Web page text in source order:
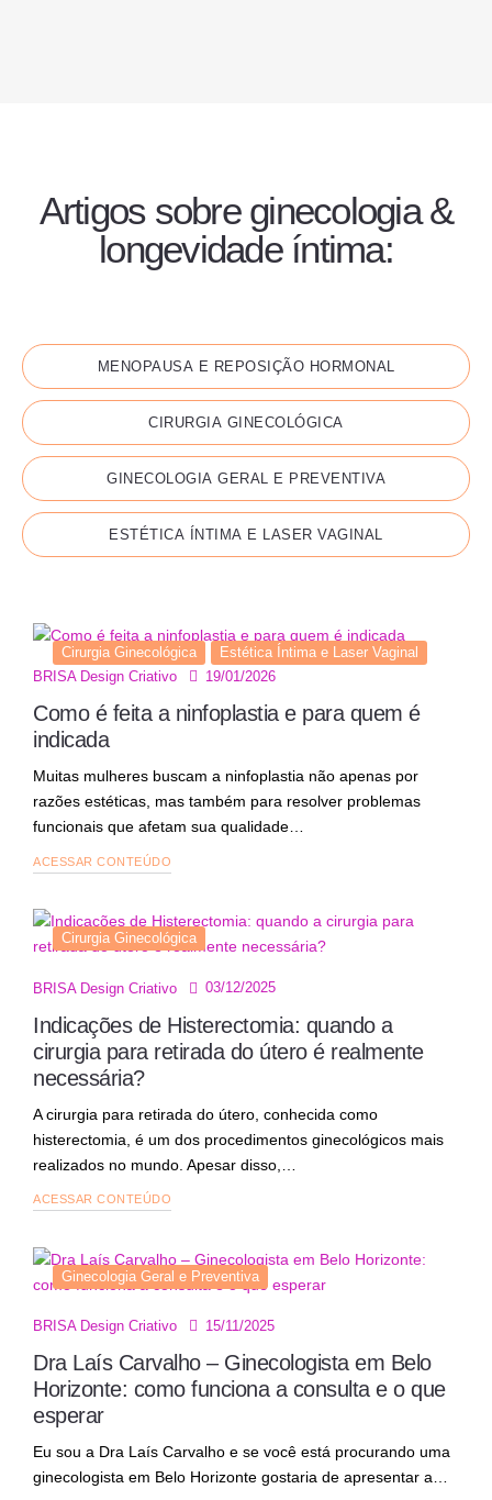
Artigos sobre ginecologia &
longevidade íntima:
MENOPAUSA E REPOSIÇÃO HORMONAL
CIRURGIA GINECOLÓGICA
GINECOLOGIA GERAL E PREVENTIVA
ESTÉTICA ÍNTIMA E LASER VAGINAL
Cirurgia Ginecológica
Estética Íntima e Laser Vaginal
BRISA Design Criativo
19/01/2026
Como é feita a ninfoplastia e para quem é
indicada
Muitas mulheres buscam a ninfoplastia não apenas por
razões estéticas, mas também para resolver problemas
funcionais que afetam sua qualidade…
ACESSAR CONTEÚDO
Cirurgia Ginecológica
BRISA Design Criativo 03/12/2025
Indicações de Histerectomia: quando a
cirurgia para retirada do útero é realmente
necessária?
A cirurgia para retirada do útero, conhecida como
histerectomia, é um dos procedimentos ginecológicos mais
realizados no mundo. Apesar disso,…
ACESSAR CONTEÚDO
Ginecologia Geral e Preventiva
BRISA Design Criativo 15/11/2025
Dra Laís Carvalho – Ginecologista em Belo
Horizonte: como funciona a consulta e o que
esperar
Eu sou a Dra Laís Carvalho e se você está procurando uma
ginecologista em Belo Horizonte gostaria de apresentar a…